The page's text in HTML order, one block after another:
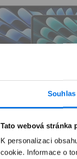
Souhlas
Tato webová stránka
K personalizaci
cookie. Informace o